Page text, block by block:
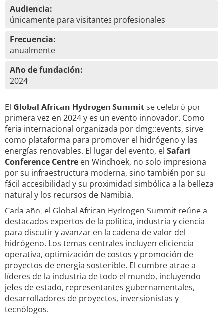
Audiencia:
únicamente para visitantes profesionales
Frecuencia:
anualmente
Año de fundación:
2024
El Global African Hydrogen Summitse celebró por
primera vez en 2024 y es un evento innovador. Como
feria internacional organizada por dmg::events, sirve
como plataforma para promover el hidrógeno y las
energías renovables. El lugar del evento, el Safari
Conference Centre en Windhoek, no solo impresiona
por su infraestructura moderna, sino también por su
fácil accesibilidad y su proximidad simbólica a la belleza
natural y los recursos de Namibia.
Cada año, el Global African Hydrogen Summit reúne a
destacados expertos de la política, industria y ciencia
para discutir y avanzar en la cadena de valor del
hidrógeno. Los temas centrales incluyen eficiencia
operativa, optimización de costos y promoción de
proyectos de energía sostenible. El cumbre atrae a
líderes de la industria de todo el mundo, incluyendo
jefes de estado, representantes gubernamentales,
desarrolladores de proyectos, inversionistas y
tecnólogos.